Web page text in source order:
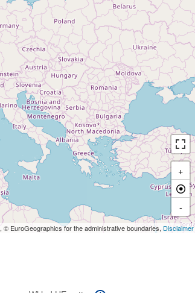
+
-
, © EuroGeographics for the administrative boundaries, Disclaimer